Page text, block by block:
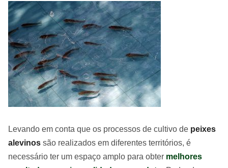
Levando em conta que os processos de cultivo de peixes
alevinos são realizados em diferentes territórios, é
necessário ter um espaço amplo para obter melhores